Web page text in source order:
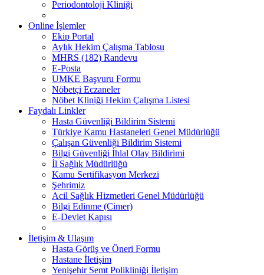
Periodontoloji Kliniği
Online İşlemler
Ekip Portal
Aylık Hekim Çalışma Tablosu
MHRS (182) Randevu
E-Posta
UMKE Başvuru Formu
Nöbetçi Eczaneler
Nöbet Kliniği Hekim Çalışma Listesi
Faydalı Linkler
Hasta Güvenliği Bildirim Sistemi
Türkiye Kamu Hastaneleri Genel Müdürlüğü
Çalışan Güvenliği Bildirim Sistemi
Bilgi Güvenliği İhlal Olay Bildirimi
İl Sağlık Müdürlüğü
Kamu Sertifikasyon Merkezi
Şehrimiz
Acil Sağlık Hizmetleri Genel Müdürlüğü
Bilgi Edinme (Cimer)
E-Devlet Kapısı
İletişim & Ulaşım
Hasta Görüş ve Öneri Formu
Hastane İletişim
Yenişehir Semt Polikliniği İletişim